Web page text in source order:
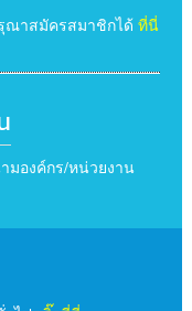
ณาสมัครสมาชิกได้ ที่นี่
มองค์กร/หน่วยงาน